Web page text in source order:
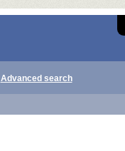
Advanced search